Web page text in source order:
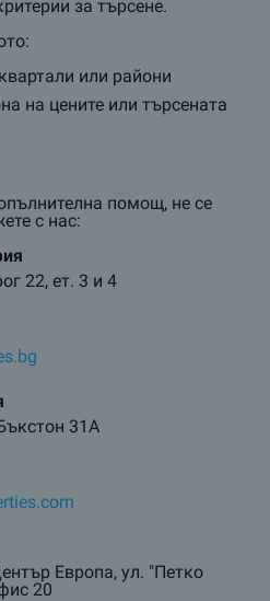
за търсене.
или райони
на цените или търсената
помощ, не се
с нас:
22, ет. 3 и 4
31А
Европа, ул. "Петко
20